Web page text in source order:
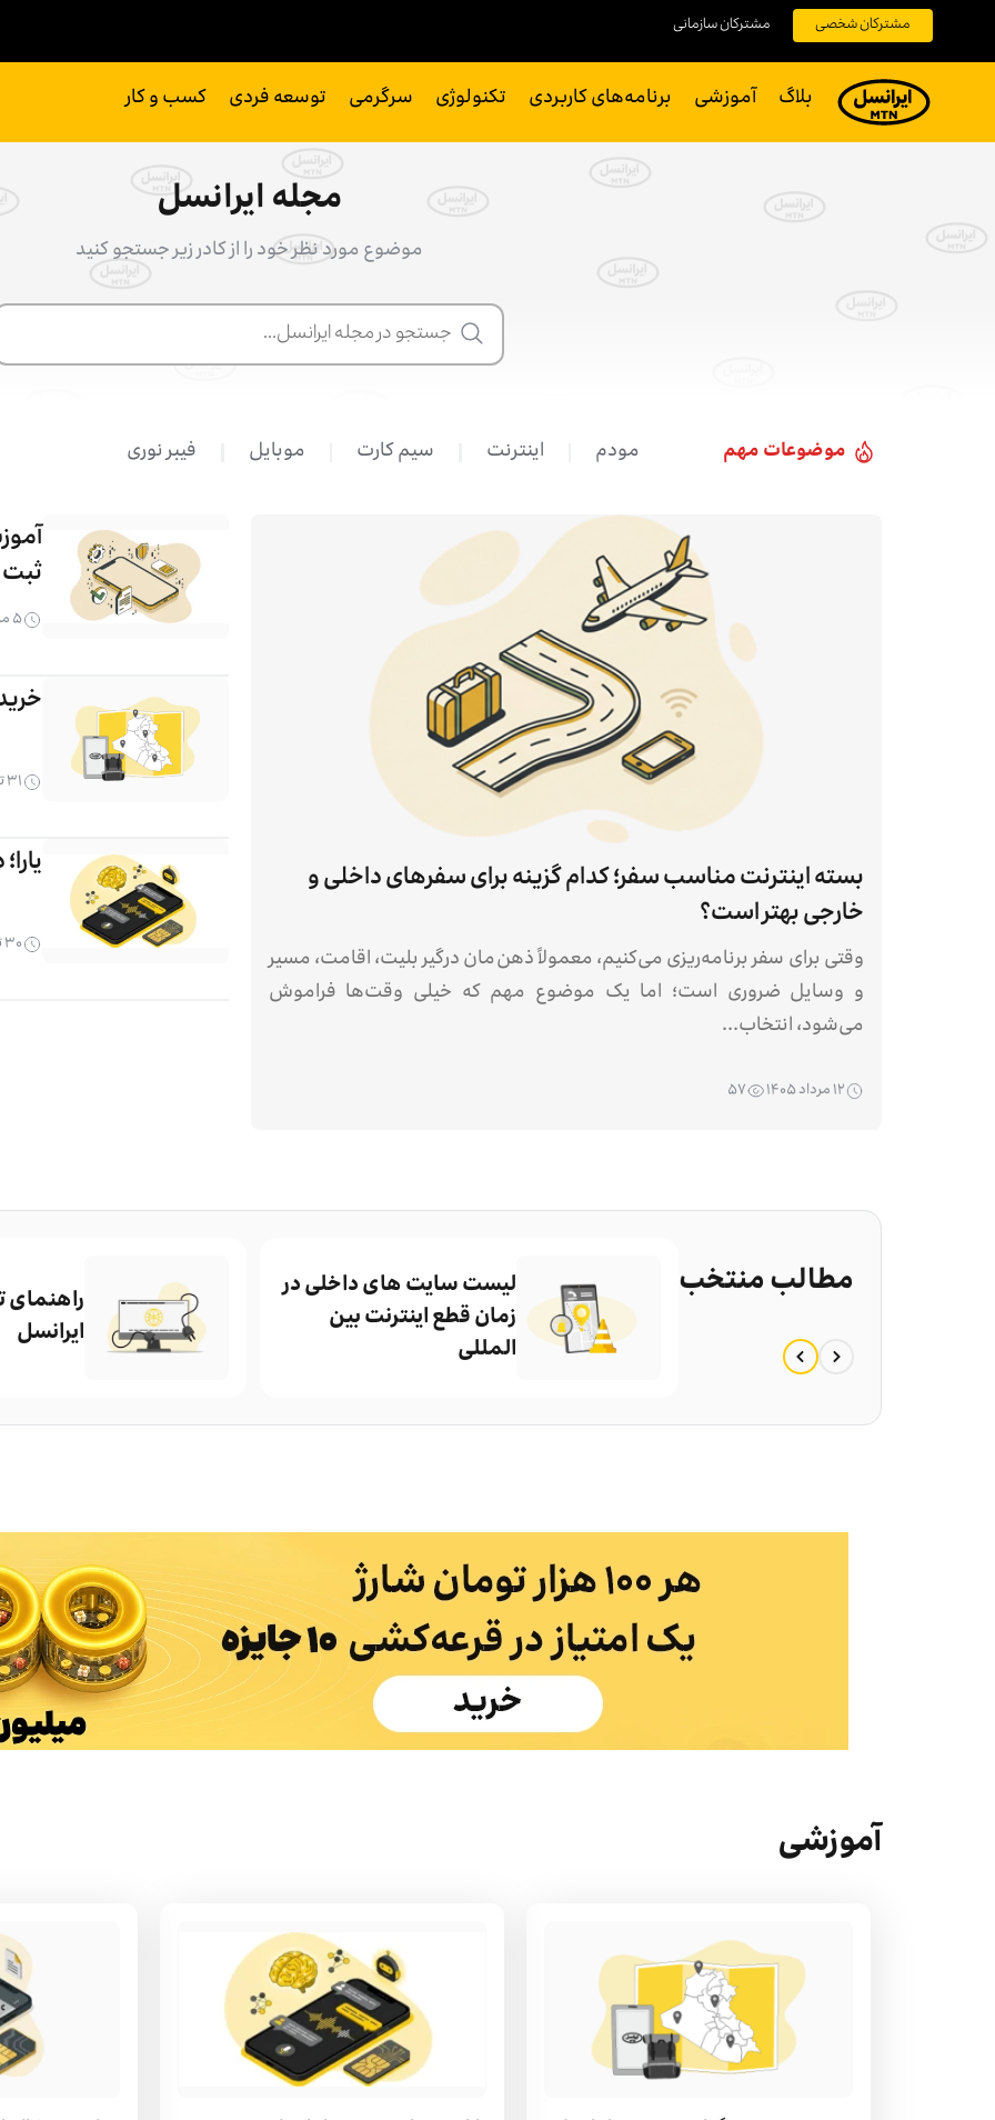
مشترکان شخصی مشترکان سازمانی
بلاگ آموزشی برنامه‌های کاربردی تکنولوژی سرگرمی توسعه فردی کسب و کار
مجله ایرانسل
موضوع مورد نظر خود را از کادر زیر جستجو کنید
موضوعات مهم مودم اینترنت سیم کارت موبایل فیبر نوری
بسته اینترنت مناسب سفر؛ کدام گزینه برای سفرهای داخلی و
خارجی بهتر است؟
وقتی برای سفر برنامه‌ریزی می‌کنیم، معمولاً ذهن‌مان درگیر بلیت، اقامت، مسیر
و وسایل ضروری است؛ اما یک موضوع مهم که خیلی وقت‌ها فراموش
می‌شود، انتخاب...
۱۲ مرداد ۱۴۰۵ ۵۷
۵ مرداد ۱۴۰۵
خرید
۳۱ تیر ۱۴۰۵
۳۰ تیر ۱۴۰۵
مطالب منتخب
لیست سایت های داخلی در
زمان قطع اینترنت بین
المللی
راهنمای
ایرانسل
آموزشی